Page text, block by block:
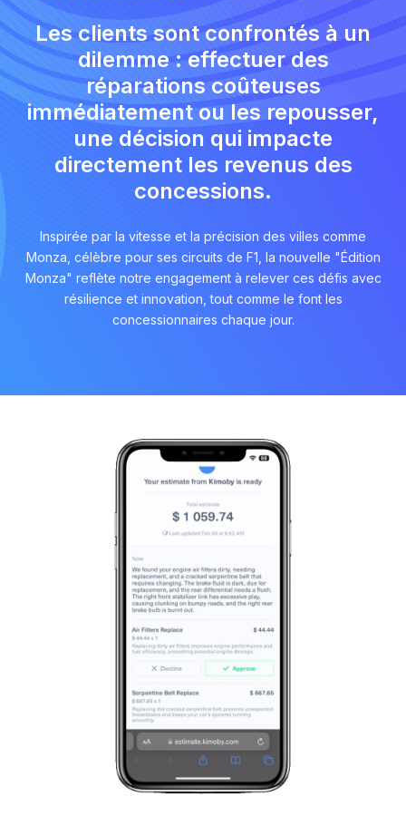
Les clients sont confrontés à un
dilemme : effectuer des
réparations coûteuses
immédiatement ou les repousser,
une décision qui impacte
directement les revenus des
concessions.
Inspirée par la vitesse et la précision des villes comme
Monza, célèbre pour ses circuits de F1, la nouvelle "Édition
Monza" reflète notre engagement à relever ces défis avec
résilience et innovation, tout comme le font les
concessionnaires chaque jour.